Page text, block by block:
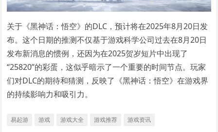
关于《黑神话：悟空》的DLC，预计将在2025年8月20日发
布。这个日期的推测不仅基于游戏科学公司过去在8月20日
发布新消息的惯例，还因为在2025贺岁短片中出现了
“25820”的彩蛋，这似乎暗示了一个重要的时间节点。玩家
们对DLC的期待和猜测，反映了《黑神话：悟空》在游戏界
的持续影响力和吸引力。
易起游 游戏 游戏大全 游戏推荐 游戏资讯